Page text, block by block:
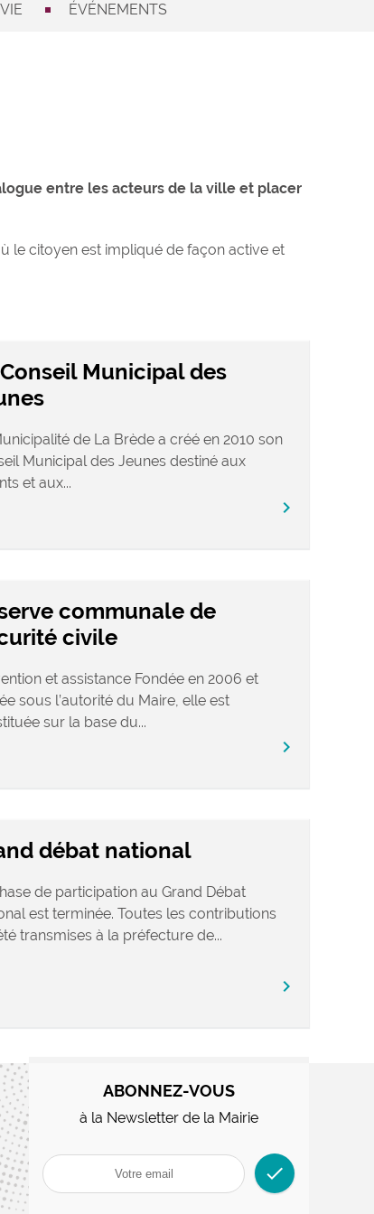
ÉVÉNEMENTS
entre les acteurs de la ville et placer
le citoyen est impliqué de façon active et
Municipal des
de La Brède a créé en 2010 son
Municipal des Jeunes destiné aux
et aux...
chevron_right
communale de
civile
et assistance Fondée en 2006 et
sous l’autorité du Maire, elle est
sur la base du...
chevron_right
débat national
de participation au Grand Débat
est terminée. Toutes les contributions
transmises à la préfecture de...
chevron_right
ABONNEZ-VOUS
à la Newsletter de la Mairie
check